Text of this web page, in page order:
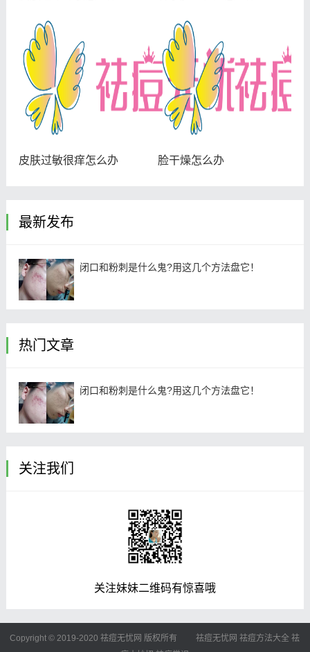
皮肤过敏很痒怎么办 脸干燥怎么办
最新发布
闭口和粉刺是什么鬼?用这几个方法盘它！
热门文章
闭口和粉刺是什么鬼?用这几个方法盘它！
关注我们
关注妹妹二维码有惊喜哦
Copyright © 2019-2020 祛痘无忧网 版权所有 祛痘无忧网 祛痘方法大全 祛